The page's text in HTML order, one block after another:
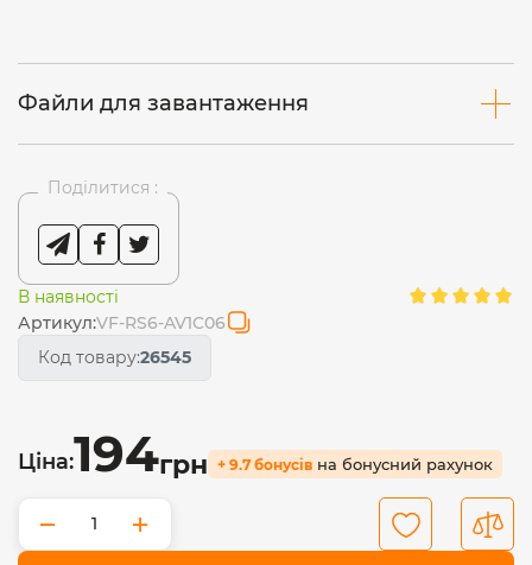
Файли для завантаження
Поділитися :
В наявності
Артикул:VF-RS6-AV1C06
Код товару:26545
Ціна:194грн + 9.7 бонусів на бонусний рахунок
− +